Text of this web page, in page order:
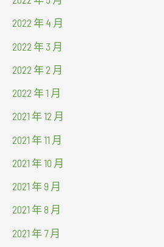
2022 年 4 月
2022 年 3 月
2022 年 2 月
2022 年 1 月
2021 年 12 月
2021 年 11 月
2021 年 10 月
2021 年 9 月
2021 年 8 月
2021 年 7 月